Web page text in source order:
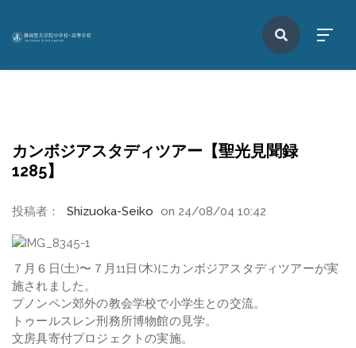
カンボジアスタディツアー【聖光見聞録
1285】
投稿者： Shizuoka-Seiko on 24/08/04 10:42
７月６日(土)〜７月11日(木)にカンボジアスタディツアーが実
施されました。
プノンペン郊外の教会学校で小学生との交流。
トゥールスレン刑務所博物館の見学。
文房具寄付プロジェクトの実施。